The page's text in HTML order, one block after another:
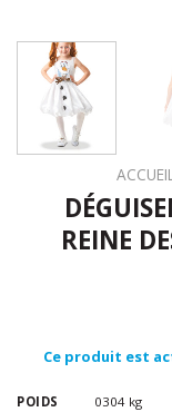
REINE
Ce produit est
POIDS
0304 kg